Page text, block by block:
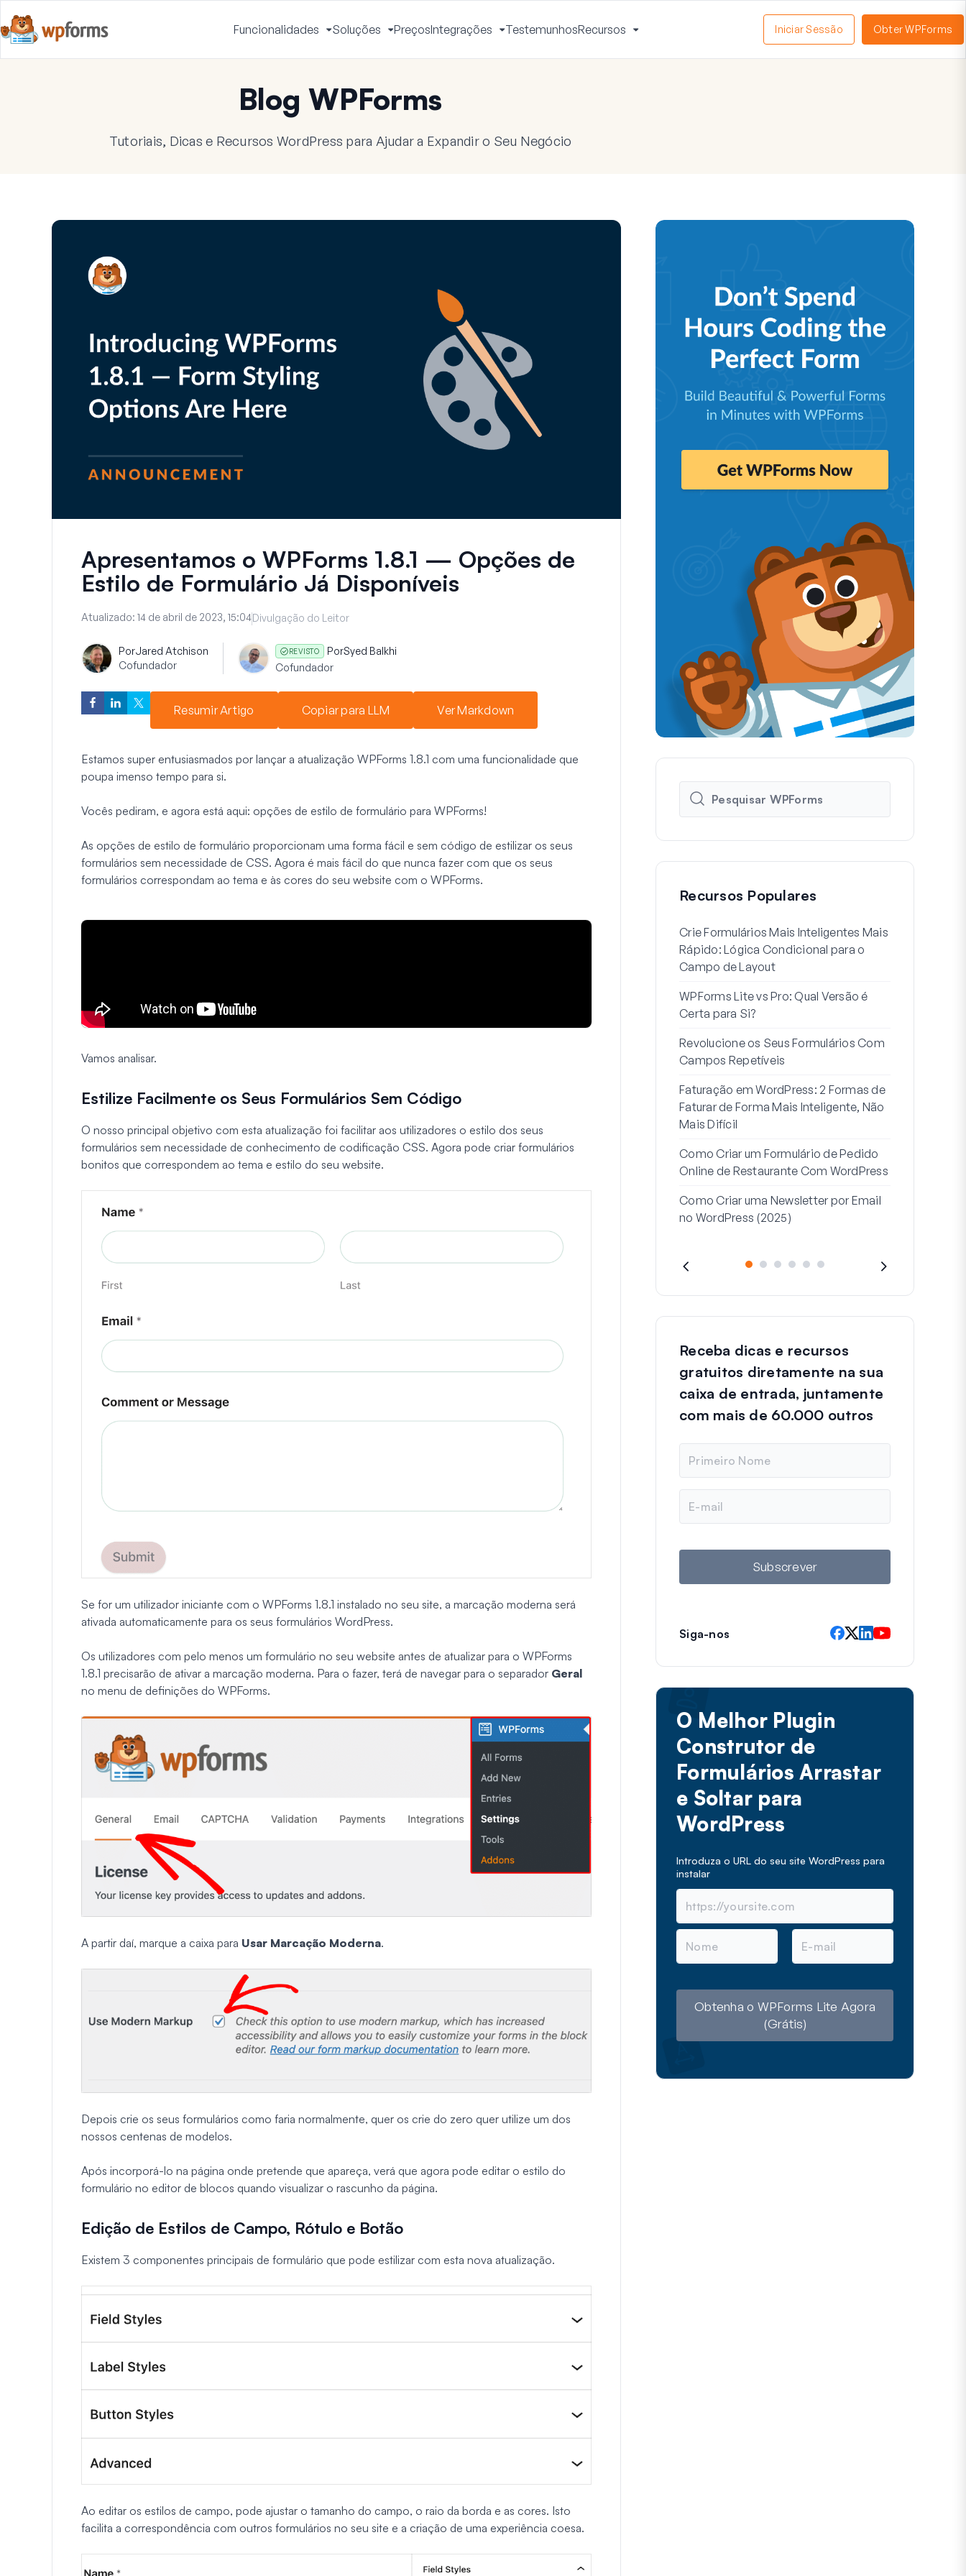
Funcionalidades
Ativar
Menu
Soluções
Ativar
Menu
PreçosIntegrações
Ativar
Menu
TestemunhosRecursos
Menu
Iniciar Sessão Obter WPForms
Blog WPForms
Tutoriais, Dicas e Recursos WordPress para Ajudar a Expandir o Seu Negócio
Apresentamos o WPForms 1.8.1 — Opções de
Estilo de Formulário Já Disponíveis
Atualizado: 14 de abril de 2023, 15:04Divulgação do Leitor
PorJared Atchison
Cofundador
REVISTO PorSyed Balkhi
Cofundador
Resumir Artigo Copiar para LLM Ver Markdown
Estamos super entusiasmados por lançar a atualização WPForms 1.8.1 com uma funcionalidade que
poupa imenso tempo para si.
Vocês pediram, e agora está aqui: opções de estilo de formulário para WPForms!
As opções de estilo de formulário proporcionam uma forma fácil e sem código de estilizar os seus
formulários sem necessidade de CSS. Agora é mais fácil do que nunca fazer com que os seus
formulários correspondam ao tema e às cores do seu website com o WPForms.
Vamos analisar.
Estilize Facilmente os Seus Formulários Sem Código
O nosso principal objetivo com esta atualização foi facilitar aos utilizadores o estilo dos seus
formulários sem necessidade de conhecimento de codificação CSS. Agora pode criar formulários
bonitos que correspondem ao tema e estilo do seu website.
Se for um utilizador iniciante com o WPForms 1.8.1 instalado no seu site, a marcação moderna será
ativada automaticamente para os seus formulários WordPress.
Os utilizadores com pelo menos um formulário no seu website antes de atualizar para o WPForms
1.8.1 precisarão de ativar a marcação moderna. Para o fazer, terá de navegar para o separador Geral
no menu de definições do WPForms.
A partir daí, marque a caixa para Usar Marcação Moderna.
Depois crie os seus formulários como faria normalmente, quer os crie do zero quer utilize um dos
nossos centenas de modelos.
Após incorporá-lo na página onde pretende que apareça, verá que agora pode editar o estilo do
formulário no editor de blocos quando visualizar o rascunho da página.
Edição de Estilos de Campo, Rótulo e Botão
Existem 3 componentes principais de formulário que pode estilizar com esta nova atualização.
Ao editar os estilos de campo, pode ajustar o tamanho do campo, o raio da borda e as cores. Isto
facilita a correspondência com outros formulários no seu site e a criação de uma experiência coesa.
Recursos Populares
Crie Formulários Mais Inteligentes Mais
Rápido: Lógica Condicional para o
Campo de Layout
WPForms Lite vs Pro: Qual Versão é
Certa para Si?
Revolucione os Seus Formulários Com
Campos Repetíveis
Faturação em WordPress: 2 Formas de
Faturar de Forma Mais Inteligente, Não
Mais Difícil
Como Criar um Formulário de Pedido
Online de Restaurante Com WordPress
Como Criar uma Newsletter por Email
no WordPress (2025)
Receba dicas e recursos
gratuitos diretamente na sua
caixa de entrada, juntamente
com mais de 60.000 outros
m
e
a
l
Subscrever
Siga-nos
O Melhor Plugin
Construtor de
Formulários Arrastar
e Soltar para
WordPress
Introduza o URL do seu site WordPress para
instalar
N
m
E
a
Obtenha o WPForms Lite Agora
(Grátis)